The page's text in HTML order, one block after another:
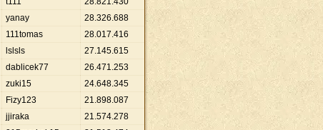
yanay 28.326.688
111tomas 28.017.416
lslsls 27.145.615
dablicek77 26.471.253
zuki15 24.648.345
Fizy123 21.898.087
jjiraka 21.574.278